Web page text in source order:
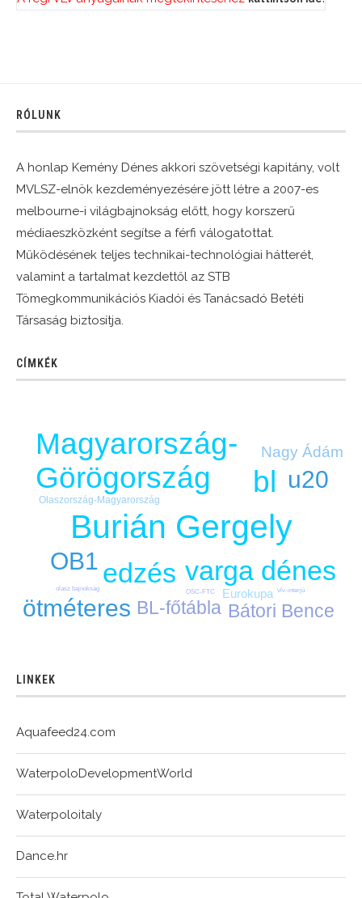
RÓLUNK
A honlap Kemény Dénes akkori szövetségi kapitány, volt
MVLSZ-elnök kezdeményezésére jött létre a 2007-es
melbourne-i világbajnokság előtt, hogy korszerű
médiaeszközként segítse a férfi válogatottat.
Működésének teljes technikai-technológiai hátterét,
valamint a tartalmat kezdettől az STB
Tömegkommunikációs Kiadói és Tanácsadó Betéti
Társaság biztosítja.
CÍMKÉK
Burián Gergely
bl
Magyarország-
Görögország
edzés varga dénes
OB1
u20
ötméteres BL-főtábla Bátori Bence
Nagy Ádám
Eurokupa
Olaszország-Magyarország
olasz bajnokság
OSC-FTC vlv-interjú
LINKEK
Aquafeed24.com
WaterpoloDevelopmentWorld
Waterpoloitaly
Dance.hr